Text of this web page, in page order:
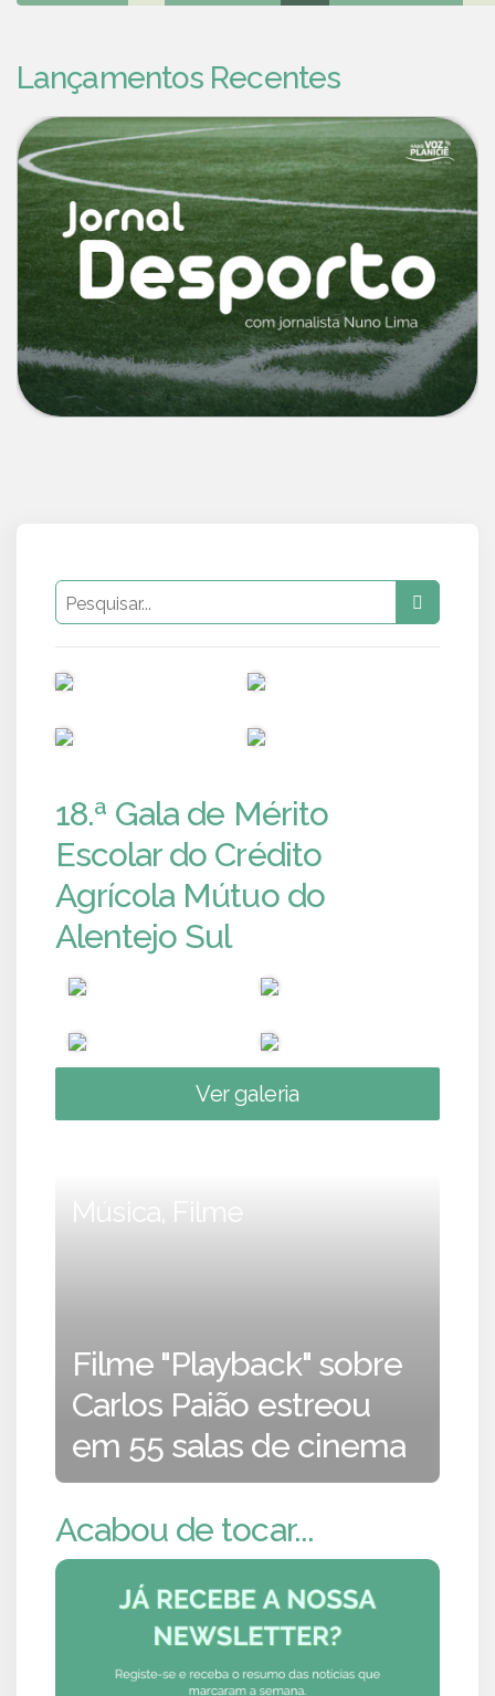
Lançamentos Recentes
18.ª Gala de Mérito
Escolar do Crédito
Agrícola Mútuo do
Alentejo Sul
Ver galeria
Música, Filme
Filme "Playback" sobre
Carlos Paião estreou
em 55 salas de cinema
Acabou de tocar...